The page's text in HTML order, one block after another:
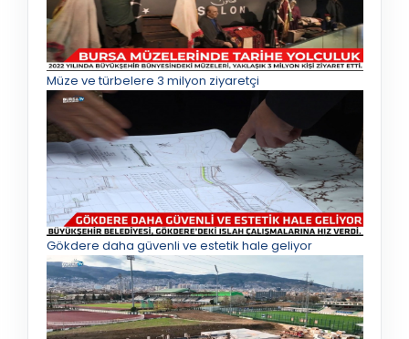
Müze ve türbelere 3 milyon ziyaretçi
Gökdere daha güvenli ve estetik hale geliyor